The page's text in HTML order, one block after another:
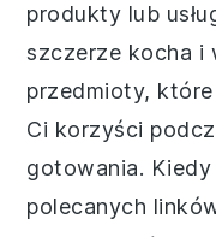
produkty lub
szczerze kocha i
przedmioty,
Ci korzyści
gotowania.
polecanych